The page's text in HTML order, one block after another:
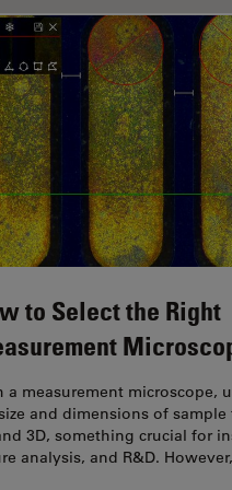
to Select the Right
a measurement microscope,
and dimensions of
3D, something crucial for
analysis, and R&D.